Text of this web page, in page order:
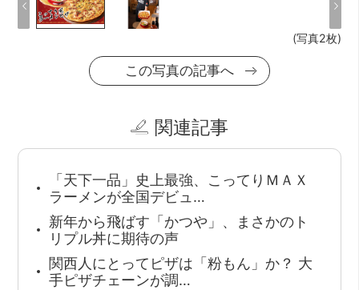
(写真2枚)
この写真の記事へ
関連記事
「天下一品」史上最強、こってりＭＡＸ
ラーメンが全国デビュ…
新年から飛ばす「かつや」、まさかのト
リプル丼に期待の声
関西人にとってピザは「粉もん」か？ 大
手ピザチェーンが調…